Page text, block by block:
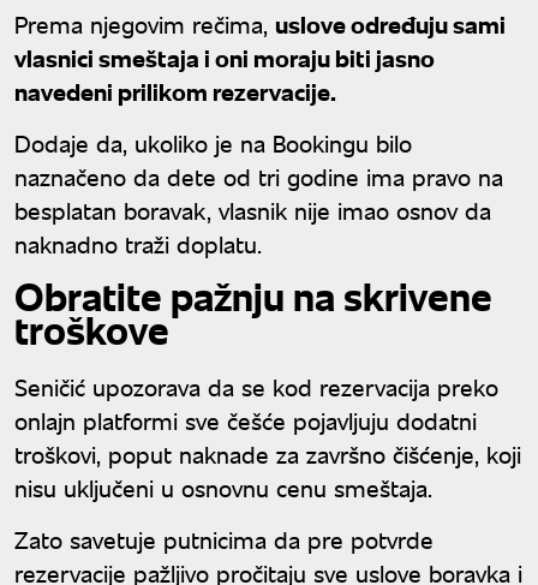
Prema njegovim rečima, uslove određuju sami
vlasnici smeštaja i oni moraju biti jasno
navedeni prilikom rezervacije.
Dodaje da, ukoliko je na Bookingu bilo
naznačeno da dete od tri godine ima pravo na
besplatan boravak, vlasnik nije imao osnov da
naknadno traži doplatu.
Obratite pažnju na skrivene
troškove
Seničić upozorava da se kod rezervacija preko
onlajn platformi sve češće pojavljuju dodatni
troškovi, poput naknade za završno čišćenje, koji
nisu uključeni u osnovnu cenu smeštaja.
Zato savetuje putnicima da pre potvrde
rezervacije pažljivo pročitaju sve uslove boravka i